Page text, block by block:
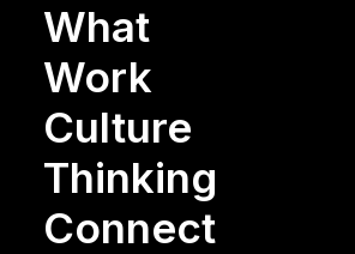
What
Work
Culture
Thinking
Connect